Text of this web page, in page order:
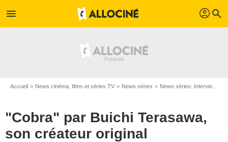
menu profil search
Accueil News cinéma, films et séries TV News séries News séries: Interviews
"Cobra" par Buichi Terasawa,
son créateur original